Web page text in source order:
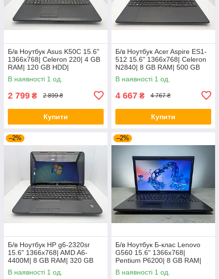
Б/в Ноутбук Asus K50C 15.6"
1366x768| Celeron 220| 4 GB
RAM| 120 GB HDD|
В наявності 1 од.
2 799 ₴ 2 899 ₴
Купити
Б/в Ноутбук Acer Aspire ES1-
512 15.6" 1366x768| Celeron
N2840| 8 GB RAM| 500 GB
HDD| HD
В наявності 1 од.
4 667 ₴ 4 767 ₴
Купити
–2%
Б/в Ноутбук HP g6-2320sr
15.6" 1366x768| AMD A6-
4400M| 8 GB RAM| 320 GB
HDD| Radeon HD 7520G
В наявності 1 од.
–2%
Б/в Ноутбук Б-клас Lenovo
G560 15.6" 1366x768|
Pentium P6200| 8 GB RAM|
120 GB SSD| HD
В наявності 1 од.